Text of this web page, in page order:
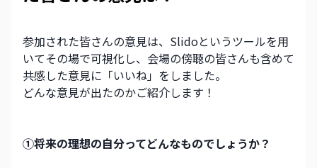
参加された皆さんの意見は、Slidoというツールを用
いてその場で可視化し、会場の傍聴の皆さんも含めて
共感した意見に「いいね」をしました。
どんな意見が出たのかご紹介します！
①将来の理想の自分ってどんなものでしょうか？